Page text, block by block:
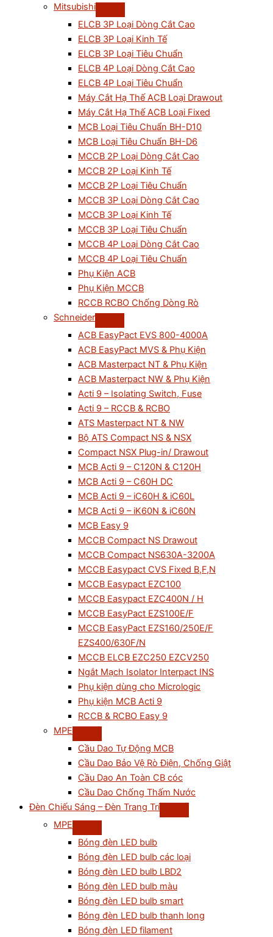
Mitsubishi
ELCB 3P Loại Dòng Cắt Cao
ELCB 3P Loại Kinh Tế
ELCB 3P Loại Tiêu Chuẩn
ELCB 4P Loại Dòng Cắt Cao
ELCB 4P Loại Tiêu Chuẩn
Máy Cắt Hạ Thế ACB Loại Drawout
Máy Cắt Hạ Thế ACB Loại Fixed
MCB Loại Tiêu Chuẩn BH-D10
MCB Loại Tiêu Chuẩn BH-D6
MCCB 2P Loại Dòng Cắt Cao
MCCB 2P Loại Kinh Tế
MCCB 2P Loại Tiêu Chuẩn
MCCB 3P Loại Dòng Cắt Cao
MCCB 3P Loại Kinh Tế
MCCB 3P Loại Tiêu Chuẩn
MCCB 4P Loại Dòng Cắt Cao
MCCB 4P Loại Tiêu Chuẩn
Phụ Kiện ACB
Phụ Kiện MCCB
RCCB RCBO Chống Dòng Rò
Schneider
ACB EasyPact EVS 800-4000A
ACB EasyPact MVS & Phụ Kiện
ACB Masterpact NT & Phụ Kiện
ACB Masterpact NW & Phụ Kiện
Acti 9 – Isolating Switch, Fuse
Acti 9 – RCCB & RCBO
ATS Masterpact NT & NW
Bộ ATS Compact NS & NSX
Compact NSX Plug-in/ Drawout
MCB Acti 9 – C120N & C120H
MCB Acti 9 – C60H DC
MCB Acti 9 – iC60H & iC60L
MCB Acti 9 – iK60N & iC60N
MCB Easy 9
MCCB Compact NS Drawout
MCCB Compact NS630A-3200A
MCCB Easypact CVS Fixed B,F,N
MCCB Easypact EZC100
MCCB Easypact EZC400N / H
MCCB EasyPact EZS100E/F
MCCB EasyPact EZS160/250E/F
EZS400/630F/N
MCCB ELCB EZC250 EZCV250
Ngắt Mạch Isolator Interpact INS
Phụ kiện dùng cho Micrologic
Phụ kiện MCB Acti 9
RCCB & RCBO Easy 9
MPE
Cầu Dao Tự Động MCB
Cầu Dao Bảo Vệ Rò Điện, Chống Giật
Cầu Dao An Toàn CB cóc
Cầu Dao Chống Thấm Nước
Đèn Chiếu Sáng – Đèn Trang Trí
MPE
Bóng đèn LED bulb
Bóng đèn LED bulb các loại
Bóng đèn LED bulb LBD2
Bóng đèn LED bulb màu
Bóng đèn LED bulb smart
Bóng đèn LED bulb thanh long
Bóng đèn LED filament